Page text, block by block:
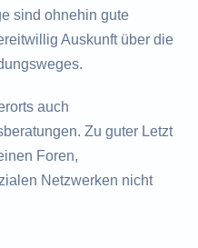
sind ohnehin gute
Auskunft über die
auch
Zu guter Letzt
Foren,
Netzwerken nicht